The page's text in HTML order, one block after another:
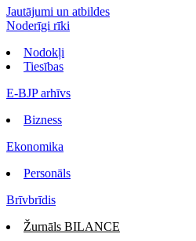
Jautājumi un atbildes
Noderīgi rīki
Nodokļi
Tiesības
E-BJP arhīvs
Bizness
Ekonomika
Personāls
Brīvbrīdis
Žurnāls BILANCE